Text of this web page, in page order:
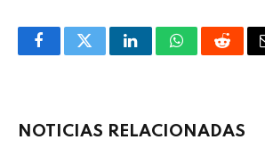
FacebookTwitterLinkedInWhatsAppReddit
NOTICIAS RELACIONADAS